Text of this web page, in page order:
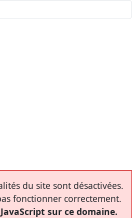
du site sont désactivées.
fonctionner correctement.
sur ce domaine.